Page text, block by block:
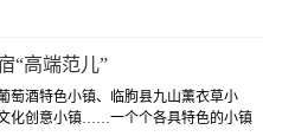
“高端范儿”
萄酒特色小镇、临朐县九山薰衣草小
化创意小镇……一个个各具特色的小镇